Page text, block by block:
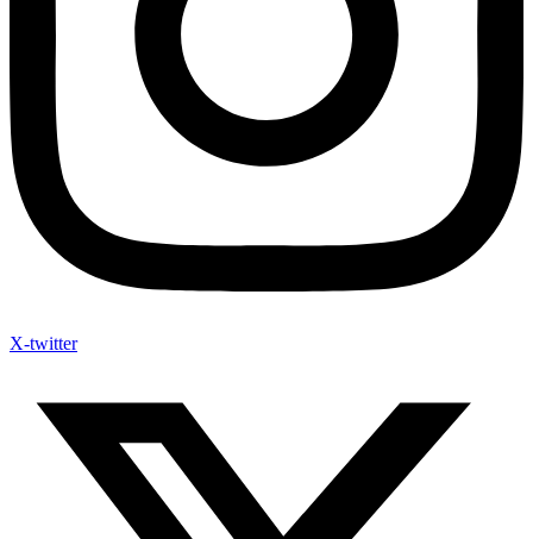
X-twitter